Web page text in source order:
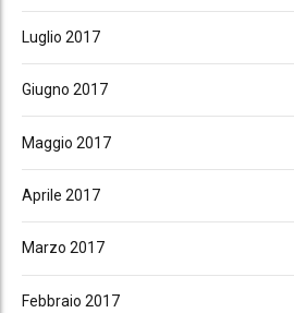
Luglio 2017
Giugno 2017
Maggio 2017
Aprile 2017
Marzo 2017
Febbraio 2017